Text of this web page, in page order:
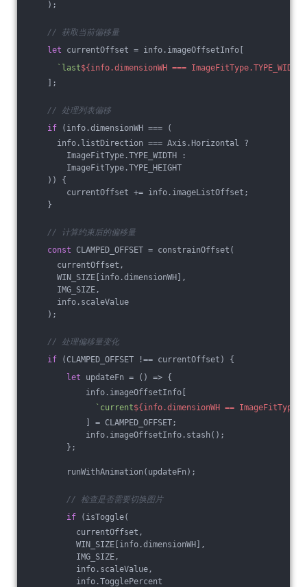
);
// 获取当前偏移量
let currentOffset = info.imageOffsetInfo[
`last${info.dimensionWH ===
];
// 处理列表偏移
if (info.dimensionWH === (
info.listDirection === Axis.Horizontal ?
ImageFitType.TYPE_WIDTH :
ImageFitType.TYPE_HEIGHT
)) {
currentOffset += info.imageListOffset;
}
// 计算约束后的偏移量
const CLAMPED_OFFSET = constrainOffset(
currentOffset,
WIN_SIZE[info.dimensionWH],
IMG_SIZE,
info.scaleValue
);
// 处理偏移量变化
if (CLAMPED_OFFSET !== currentOffset) {
let updateFn = () => {
info.imageOffsetInfo[
`current${info.dimensionWH ==
] = CLAMPED_OFFSET;
info.imageOffsetInfo.stash();
};
runWithAnimation(updateFn);
// 检查是否需要切换图片
if (isToggle(
currentOffset,
WIN_SIZE[info.dimensionWH],
IMG_SIZE,
info.scaleValue,
info.TogglePercent